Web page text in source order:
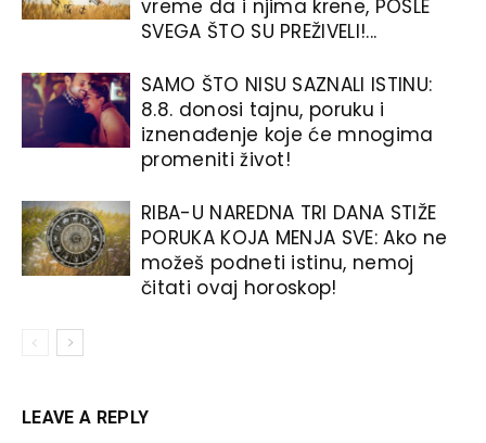
vreme da i njima krene, POSLE
SVEGA ŠTO SU PREŽIVELI!...
SAMO ŠTO NISU SAZNALI ISTINU:
8.8. donosi tajnu, poruku i
iznenađenje koje će mnogima
promeniti život!
RIBA-U NAREDNA TRI DANA STIŽE
PORUKA KOJA MENJA SVE: Ako ne
možeš podneti istinu, nemoj
čitati ovaj horoskop!
LEAVE A REPLY